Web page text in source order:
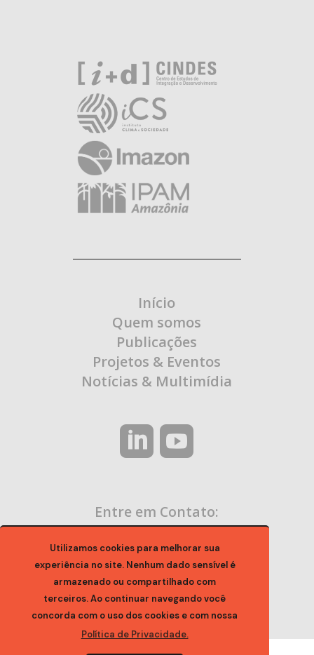
Utilizamos cookies para melhorar sua
experiência no site. Nenhum dado sensível é
armazenado ou compartilhado com
terceiros. Ao continuar navegando você
concorda com o uso dos cookies e com nossa
Política de Privacidade.
Início
Quem somos
Publicações
Projetos & Eventos
Notícias & Multimídia
Entre em Contato: